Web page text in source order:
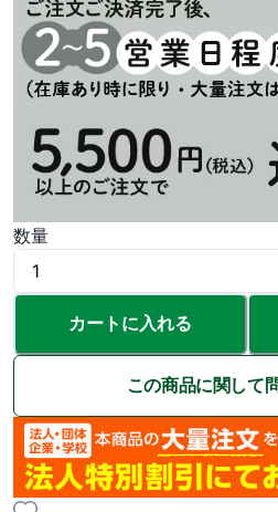
数量
カートに入れる
この商品に関して